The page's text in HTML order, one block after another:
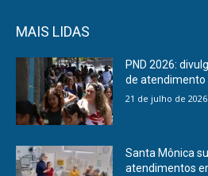
MAIS LIDAS
PND 2026:
de atendimento
21 de julho de 2026
Santa Mônica
atendimentos